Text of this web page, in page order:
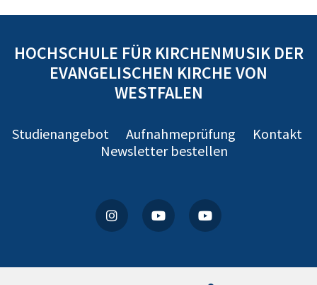
HOCHSCHULE FÜR KIRCHENMUSIK DER
EVANGELISCHEN KIRCHE VON
WESTFALEN
Studienangebot Aufnahmeprüfung
Kontakt
Newsletter bestellen